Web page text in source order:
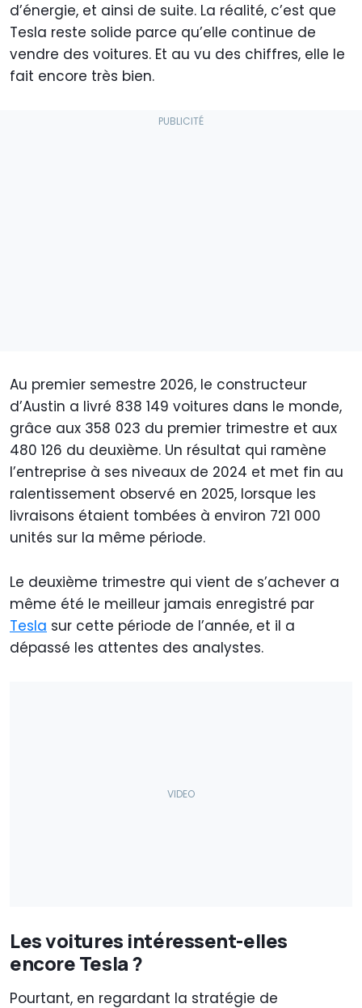
d’énergie, et ainsi de suite. La réalité, c’est que
Tesla reste solide parce qu’elle continue de
vendre des voitures. Et au vu des chiffres, elle le
fait encore très bien.
Au premier semestre 2026, le constructeur
d’Austin a livré 838 149 voitures dans le monde,
grâce aux 358 023 du premier trimestre et aux
480 126 du deuxième. Un résultat qui ramène
l’entreprise à ses niveaux de 2024 et met fin au
ralentissement observé en 2025, lorsque les
livraisons étaient tombées à environ 721 000
unités sur la même période.
Le deuxième trimestre qui vient de s’achever a
même été le meilleur jamais enregistré par
Tesla sur cette période de l’année, et il a
dépassé les attentes des analystes.
Les voitures intéressent-elles
encore Tesla ?
Pourtant, en regardant la stratégie de